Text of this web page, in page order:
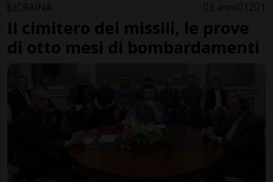
UCRAINA 3 anni 12 1
Il cimitero dei missili, le prove
di otto mesi di bombardamenti